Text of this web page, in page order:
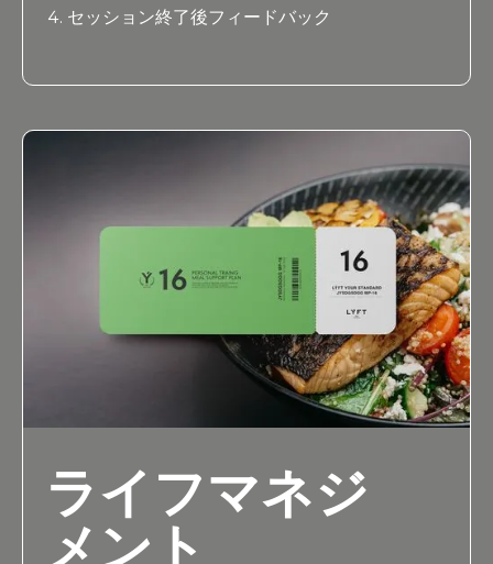
セッション終了後フィードバック
ライフマネジ
メント